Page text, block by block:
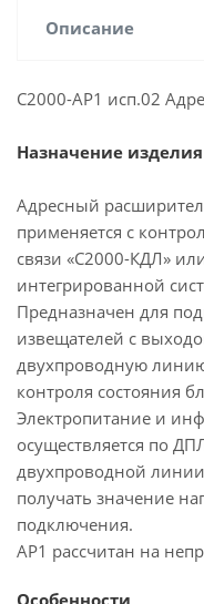
Описание
С2000-АР1 исп.02
Назначение изделия
Адресный
применяется с
связи «С2000-КДЛ»
интегрированной
Предназначен для
извещателей с
двухпроводную
контроля состояния
Электропитание и
осуществляется по
двухпроводной
получать значение
подключения.
АР1 рассчитан на
Особенности